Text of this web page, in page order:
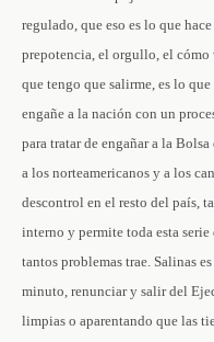
regulado, que eso es lo que
prepotencia, el orgullo, el
que tengo que salirme, es lo
engañe a la nación con un
para tratar de engañar a la
a los norteamericanos y a los
descontrol en el resto del país,
interno y permite toda esta
tantos problemas trae. Salinas
minuto, renunciar y salir del
limpias o aparentando que las